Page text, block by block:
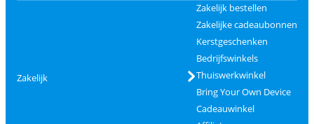
Zakelijk
Zakelijk bestellen
Zakelijke cadeaubonnen
Kerstgeschenken
Bedrijfswinkels
Thuiswerkwinkel
Bring Your Own Device
Cadeauwinkel